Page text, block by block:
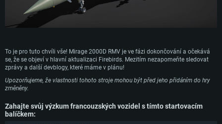
To je pro tuto chvíli vše! Mirage 2000D RMV je ve fázi dokončování a očekává
se, že se objeví v hlavní aktualizaci Firebirds. Mezitím nezapomeňte sledovat
zprávy a další devblogy, které máme v plánu!
Upozorňujeme, že vlastnosti tohoto stroje mohou být před jeho přidáním do hry
změněny.
Zahajte svůj výzkum francouzských vozidel s tímto startovacím
balíčkem: